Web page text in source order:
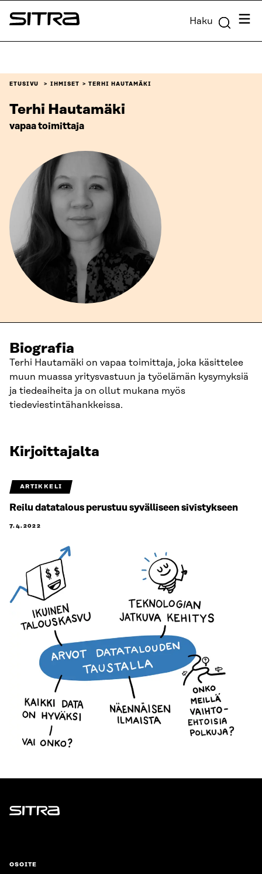
Siirry
suoraan
Sitra Haku
ETUSIVU IHMISET TERHI HAUTAMÄKI
Terhi Hautamäki
vapaa toimittaja
Biografia
Terhi Hautamäki on vapaa toimittaja, joka käsittelee
muun muassa yritysvastuun ja työelämän kysymyksiä
ja tiedeaiheita ja on ollut mukana myös
tiedeviestintähankkeissa.
Kirjoittajalta
ARTIKKELI
Reilu datatalous perustuu syvälliseen sivistykseen
7.4.2022
Sitra
OSOITE